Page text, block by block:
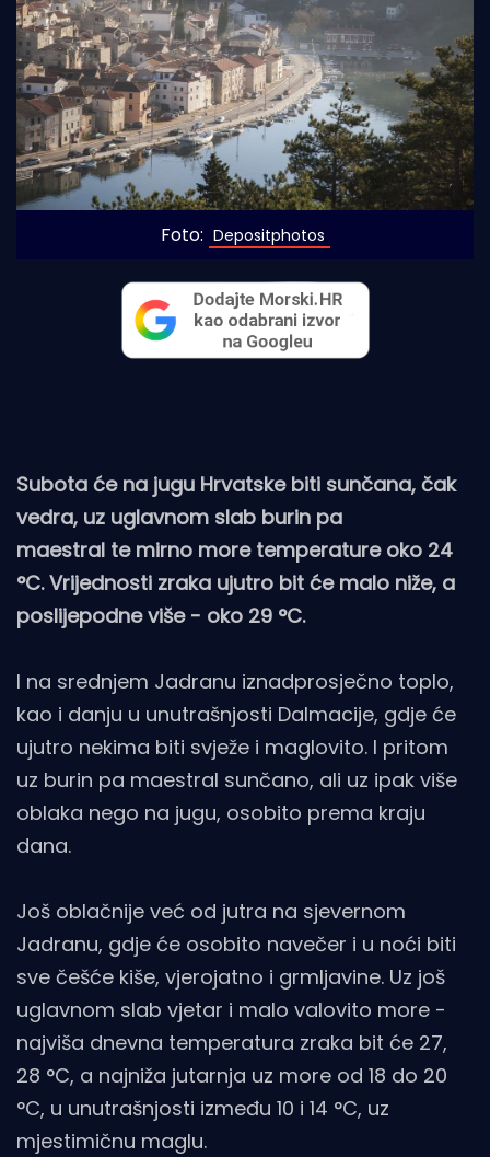
Foto: Depositphotos
Subota će na jugu Hrvatske biti sunčana, čak
vedra, uz uglavnom slab burin pa
maestral te mirno more temperature oko 24
°C. Vrijednosti zraka ujutro bit će malo niže, a
poslijepodne više - oko 29 °C.
I na srednjem Jadranu iznadprosječno toplo,
kao i danju u unutrašnjosti Dalmacije, gdje će
ujutro nekima biti svježe i maglovito. I pritom
uz burin pa maestral sunčano, ali uz ipak više
oblaka nego na jugu, osobito prema kraju
dana.
Još oblačnije već od jutra na sjevernom
Jadranu, gdje će osobito navečer i u noći biti
sve češće kiše, vjerojatno i grmljavine. Uz još
uglavnom slab vjetar i malo valovito more -
najviša dnevna temperatura zraka bit će 27,
28 °C, a najniža jutarnja uz more od 18 do 20
°C, u unutrašnjosti između 10 i 14 °C, uz
mjestimičnu maglu.